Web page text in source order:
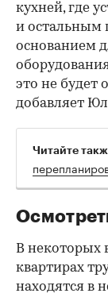
кухней, где
и остальным
основанием
это не будет
добавляет
Читайте
В некоторых
квартирах
находятся в